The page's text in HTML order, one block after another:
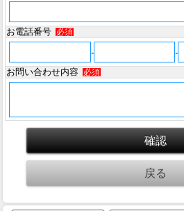
お電話番号
必須
-
-
お問い合わせ内容
必須